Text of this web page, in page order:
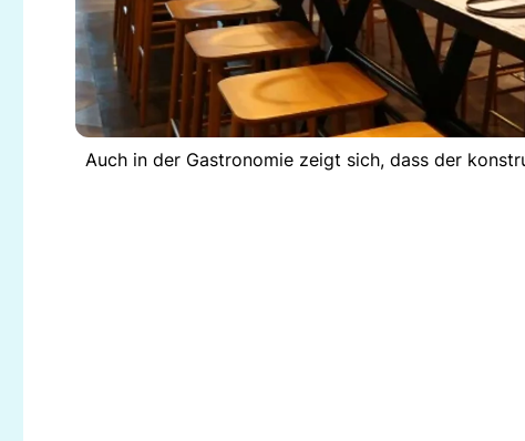
Auch in der Gastronomie zeigt sich, dass der